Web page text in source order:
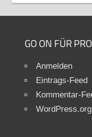
GO ON FÜR
Anmelden
Eintrags-Feed
Kommentar-
WordPress.org